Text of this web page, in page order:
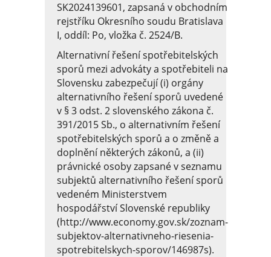
SK2024139601, zapsaná v obchodním
rejstříku Okresního soudu Bratislava
I, oddíl: Po, vložka č. 2524/B.
Alternativní řešení spotřebitelských
sporů mezi advokáty a spotřebiteli na
Slovensku zabezpečují (i) orgány
alternativního řešení sporů uvedené
v § 3 odst. 2 slovenského zákona č.
391/2015 Sb., o alternativním řešení
spotřebitelských sporů a o změně a
doplnění některých zákonů, a (ii)
právnické osoby zapsané v seznamu
subjektů alternativního řešení sporů
vedeném Ministerstvem
hospodářství Slovenské republiky
(http://www.economy.gov.sk/zoznam-
subjektov-alternativneho-riesenia-
spotrebitelskych-sporov/146987s).